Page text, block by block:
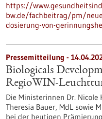
https://
bw.de/fachbeitrag/pm/
dosierung-von-
Pressemitteilung -
Biologicals
RegioWIN-
Die Ministerinnen Dr.
Theresia Bauer, MdL sowie
bei der heutigen